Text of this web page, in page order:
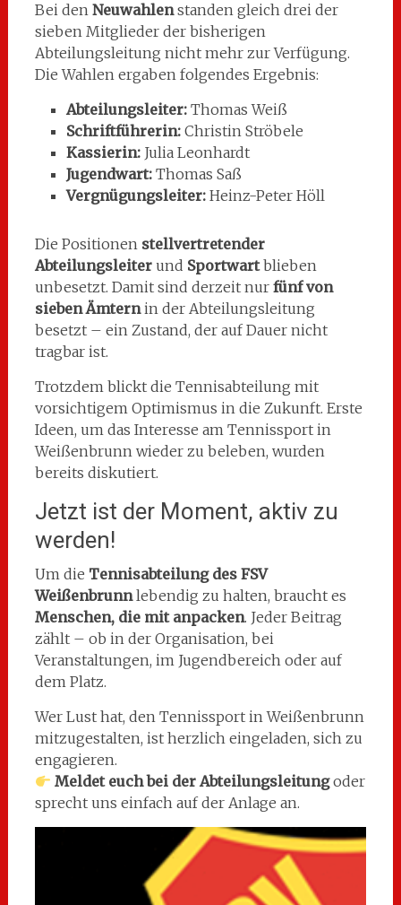
Bei den Neuwahlenstanden gleich drei der
sieben Mitglieder der bisherigen
Abteilungsleitung nicht mehr zur Verfügung.
Die Wahlen ergaben folgendes Ergebnis:
Abteilungsleiter:Thomas Weiß
Schriftführerin:Christin Ströbele
Kassierin:Julia Leonhardt
Jugendwart:Thomas Saß
Vergnügungsleiter:Heinz-Peter Höll
Die Positionen stellvertretender
Abteilungsleiterund Sportwartblieben
unbesetzt. Damit sind derzeit nur fünf von
sieben Ämternin der Abteilungsleitung
besetzt – ein Zustand, der auf Dauer nicht
tragbar ist.
Trotzdem blickt die Tennisabteilung mit
vorsichtigem Optimismus in die Zukunft. Erste
Ideen, um das Interesse am Tennissport in
Weißenbrunn wieder zu beleben, wurden
bereits diskutiert.
Jetzt ist der Moment, aktiv zu
werden!
Um die Tennisabteilung des FSV
Weißenbrunnlebendig zu halten, braucht es
Menschen, die mit anpacken. Jeder Beitrag
zählt – ob in der Organisation, bei
Veranstaltungen, im Jugendbereich oder auf
dem Platz.
Wer Lust hat, den Tennissport in Weißenbrunn
mitzugestalten, ist herzlich eingeladen, sich zu
engagieren.
Meldet euch bei der Abteilungsleitungoder
sprecht uns einfach auf der Anlage an.